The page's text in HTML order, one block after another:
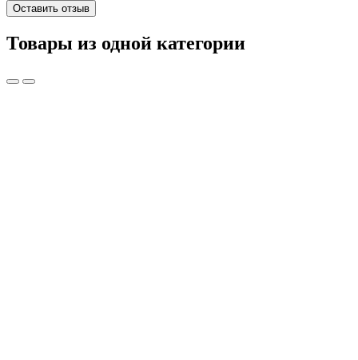
Оставить отзыв
Товары из одной категории